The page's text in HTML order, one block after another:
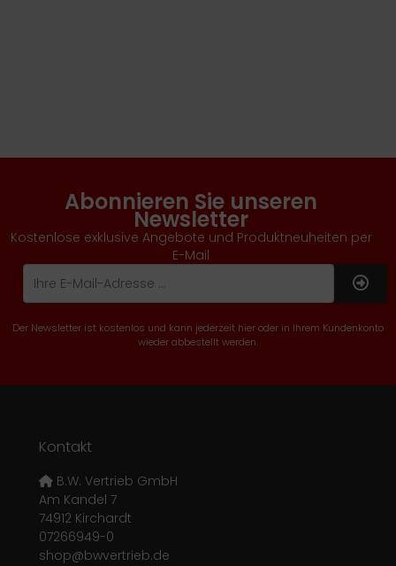
Abonnieren Sie unseren
Newsletter
Kostenlose exklusive Angebote und Produktneuheiten per
E-Mail
Der Newsletter ist kostenlos und kann jederzeit hier oder in Ihrem Kundenkonto
wieder abbestellt werden.
Kontakt
B.W. Vertrieb GmbH
Am Kandel 7
74912 Kirchardt
07266949-0
shop@bwvertrieb.de